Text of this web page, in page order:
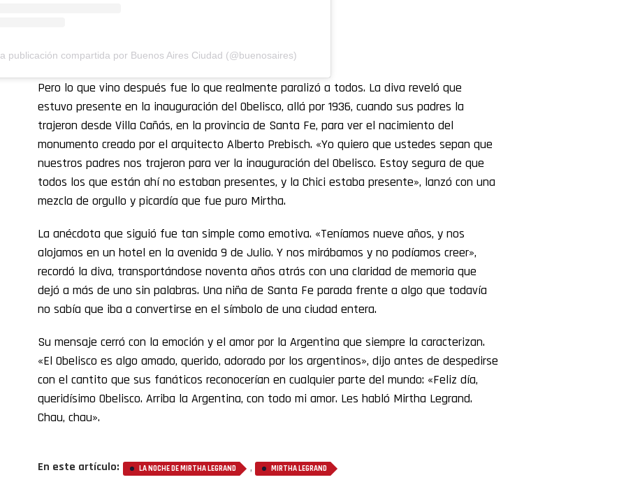
publicación compartida por Buenos Aires Ciudad (@buenosaires)
Pero lo que vino después fue lo que realmente paralizó a todos. La diva reveló que
estuvo presente en la inauguración del Obelisco, allá por 1936, cuando sus padres la
trajeron desde Villa Cañás, en la provincia de Santa Fe, para ver el nacimiento del
monumento creado por el arquitecto Alberto Prebisch. «Yo quiero que ustedes sepan que
nuestros padres nos trajeron para ver la inauguración del Obelisco. Estoy segura de que
todos los que están ahí no estaban presentes, y la Chici estaba presente», lanzó con una
mezcla de orgullo y picardía que fue puro Mirtha.
La anécdota que siguió fue tan simple como emotiva. «Teníamos nueve años, y nos
alojamos en un hotel en la avenida 9 de Julio. Y nos mirábamos y no podíamos creer»,
recordó la diva, transportándose noventa años atrás con una claridad de memoria que
dejó a más de uno sin palabras. Una niña de Santa Fe parada frente a algo que todavía
no sabía que iba a convertirse en el símbolo de una ciudad entera.
Su mensaje cerró con la emoción y el amor por la Argentina que siempre la caracterizan.
«El Obelisco es algo amado, querido, adorado por los argentinos», dijo antes de despedirse
con el cantito que sus fanáticos reconocerían en cualquier parte del mundo: «Feliz día,
queridísimo Obelisco. Arriba la Argentina, con todo mi amor. Les habló Mirtha Legrand.
Chau, chau».
En este artículo: LA NOCHE DE MIRTHA LEGRAND , MIRTHA LEGRAND